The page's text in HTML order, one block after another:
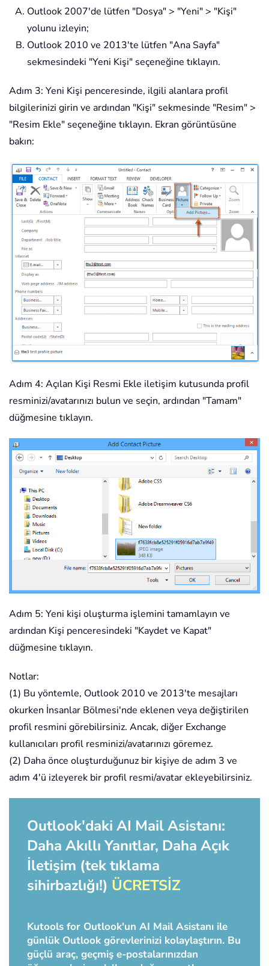
Outlook 2007'de lütfen "Dosya" > "Yeni" > "Kişi"
yolunu izleyin;
Outlook 2010 ve 2013'te lütfen "Ana Sayfa"
sekmesindeki "Yeni Kişi" seçeneğine tıklayın.
Adım 3: Yeni Kişi penceresinde, ilgili alanlara profil
bilgilerinizi girin ve ardından "Kişi" sekmesinde "Resim" >
"Resim Ekle" seçeneğine tıklayın. Ekran görüntüsüne
bakın:
Adım 4: Açılan Kişi Resmi Ekle iletişim kutusunda profil
resminizi/avatarınızı bulun ve seçin, ardından "Tamam"
düğmesine tıklayın.
Adım 5: Yeni kişi oluşturma işlemini tamamlayın ve
ardından Kişi penceresindeki "Kaydet ve Kapat"
düğmesine tıklayın.
Notlar:
(1) Bu yöntemle, Outlook 2010 ve 2013'te mesajları
okurken İnsanlar Bölmesi'nde eklenen veya değiştirilen
profil resmini görebilirsiniz. Ancak, diğer Exchange
kullanıcıları profil resminizi/avatarınızı göremez.
(2) Daha önce oluşturduğunuz bir kişiye de adım 3 ve
adım 4'ü izleyerek bir profil resmi/avatar ekleyebilirsiniz.
Outlook'daki AI Mail Asistanı:
Daha Akıllı Yanıtlar, Daha Açık
İletişim (tek tıklama
sihirbazlığı!) ÜCRETSİZ
Kutools for Outlook'un AI Mail Asistanı ile
günlük Outlook görevlerinizi kolaylaştırın. Bu
güçlü araç, geçmiş e-postalarınızdan